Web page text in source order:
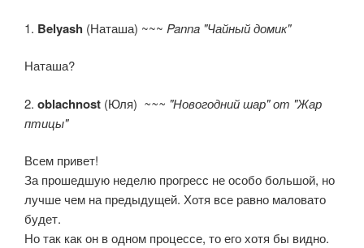
1. Belyash (Наташа) ~~~ Panna "Чайный домик"
Наташа?
2. oblachnost (Юля) ~~~ "Новогодний шар" от "Жар
птицы"
Всем привет!
За прошедшую неделю прогресс не особо большой, но
лучше чем на предыдущей. Хотя все равно маловато
будет.
Но так как он в одном процессе, то его хотя бы видно.